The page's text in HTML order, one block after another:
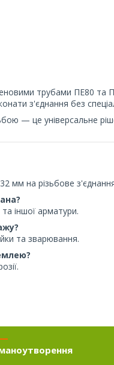
трубами ПЕ80
з'єднання без
— це універсальне
мм на різьбове
іншої арматури.
та зварювання.